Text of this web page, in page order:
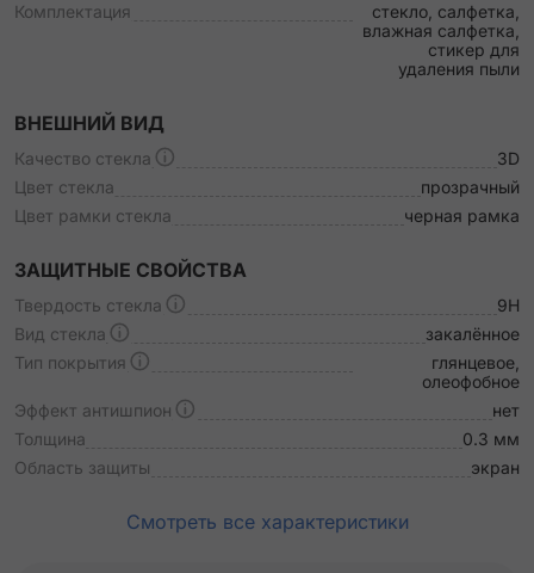
Комплектация
стекло, салфетка,
влажная салфетка,
стикер для
удаления пыли
ВНЕШНИЙ ВИД
Качество стекла
3D
Цвет стекла
прозрачный
Цвет рамки стекла
черная рамка
ЗАЩИТНЫЕ СВОЙСТВА
Твердость стекла
9H
Вид стекла
закалённое
Тип покрытия
глянцевое,
олеофобное
Эффект антишпион
нет
Толщина
0.3 мм
Область защиты
экран
Смотреть все характеристики